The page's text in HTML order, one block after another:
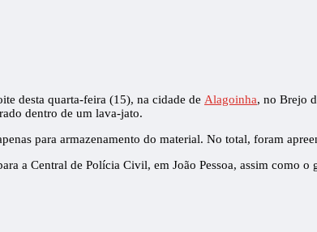
desta quarta-feira (15), na cidade de Alagoinha, no Brejo
dentro de um lava-jato.
para armazenamento do material. No total, foram
a Central de Polícia Civil, em João Pessoa, assim como